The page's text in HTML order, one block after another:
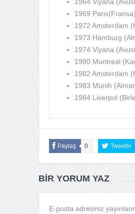
1969 Paris(Fransa)
1972 Amsterdam
1973 Hamburg
1974 Viyana
1980 Montreal
1982 Amsterdam
1983 Münih
1984 Liverpol
Paylaş 0 Tweetle
BIR YORUM YAZ
E-posta adresiniz